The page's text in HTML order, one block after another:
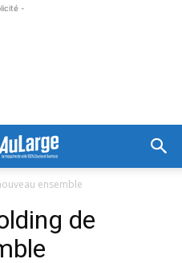
-
ensemble
de